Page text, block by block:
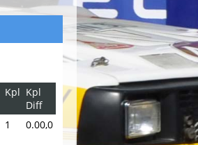
Kpl Kpl
Diff
1 0.00,0